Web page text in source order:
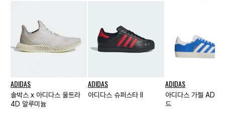
ADIDAS
솔박스 x 아디다스 울트라
4D 알루미늄
ADIDAS
아디다스 슈퍼스타 II
ADIDAS
아디다스 가젤 ADV
드